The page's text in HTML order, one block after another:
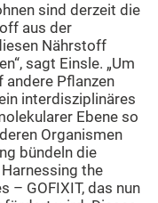
sind derzeit die
aus der
Nährstoff
sagt Einsle. „Um
Pflanzen
interdisziplinäres
Ebene so
Organismen
bündeln die
the
– GOFIXIT, das nun